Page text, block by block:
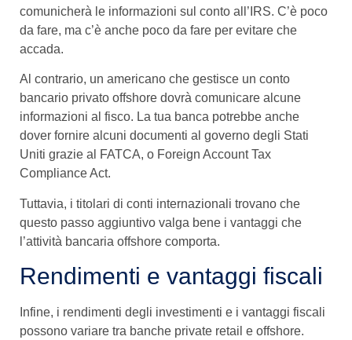
comunicherà le informazioni sul conto all’IRS. C’è poco
da fare, ma c’è anche poco da fare per evitare che
accada.
Al contrario, un americano che gestisce un conto
bancario privato offshore dovrà comunicare alcune
informazioni al fisco. La tua banca potrebbe anche
dover fornire alcuni documenti al governo degli Stati
Uniti grazie al FATCA, o Foreign Account Tax
Compliance Act.
Tuttavia, i titolari di conti internazionali trovano che
questo passo aggiuntivo valga bene i vantaggi che
l’attività bancaria offshore comporta.
Rendimenti e vantaggi fiscali
Infine, i rendimenti degli investimenti e i vantaggi fiscali
possono variare tra banche private retail e offshore.